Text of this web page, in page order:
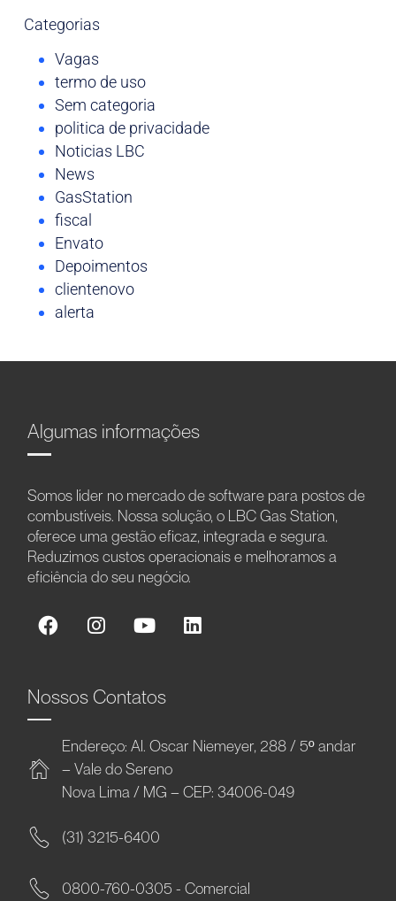
Categorias
Vagas
termo de uso
Sem categoria
politica de privacidade
Noticias LBC
News
GasStation
fiscal
Envato
Depoimentos
clientenovo
alerta
Algumas informações
Somos líder no mercado de software para postos de
combustíveis. Nossa solução, o LBC Gas Station,
oferece uma gestão eficaz, integrada e segura.
Reduzimos custos operacionais e melhoramos a
eficiência do seu negócio.
Nossos Contatos
Endereço: Al. Oscar Niemeyer, 288 / 5º andar
– Vale do Sereno
Nova Lima / MG – CEP: 34006-049
(31) 3215-6400
0800-760-0305 - Comercial